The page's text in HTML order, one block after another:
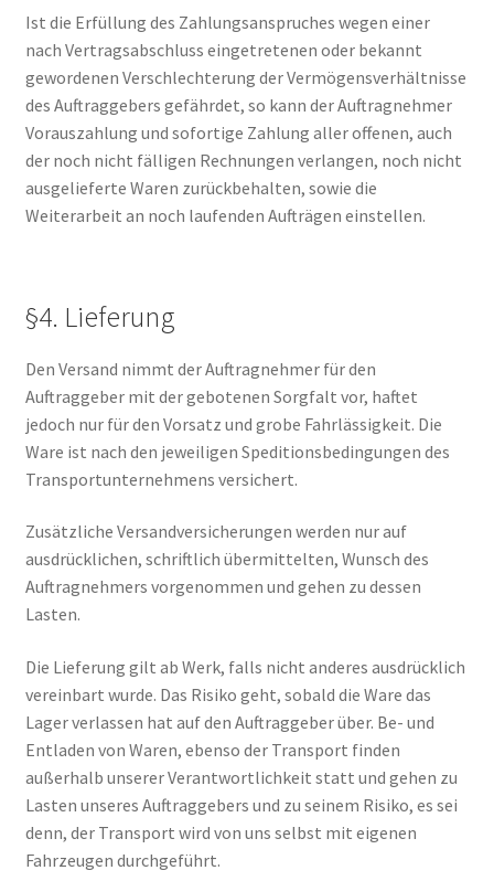
Ist die Erfüllung des Zahlungsanspruches wegen einer
nach Vertragsabschluss eingetretenen oder bekannt
gewordenen Verschlechterung der Vermögensverhältnisse
des Auftraggebers gefährdet, so kann der Auftragnehmer
Vorauszahlung und sofortige Zahlung aller offenen, auch
der noch nicht fälligen Rechnungen verlangen, noch nicht
ausgelieferte Waren zurückbehalten, sowie die
Weiterarbeit an noch laufenden Aufträgen einstellen.
§4. Lieferung
Den Versand nimmt der Auftragnehmer für den
Auftraggeber mit der gebotenen Sorgfalt vor, haftet
jedoch nur für den Vorsatz und grobe Fahrlässigkeit. Die
Ware ist nach den jeweiligen Speditionsbedingungen des
Transportunternehmens versichert.
Zusätzliche Versandversicherungen werden nur auf
ausdrücklichen, schriftlich übermittelten, Wunsch des
Auftragnehmers vorgenommen und gehen zu dessen
Lasten.
Die Lieferung gilt ab Werk, falls nicht anderes ausdrücklich
vereinbart wurde. Das Risiko geht, sobald die Ware das
Lager verlassen hat auf den Auftraggeber über. Be- und
Entladen von Waren, ebenso der Transport finden
außerhalb unserer Verantwortlichkeit statt und gehen zu
Lasten unseres Auftraggebers und zu seinem Risiko, es sei
denn, der Transport wird von uns selbst mit eigenen
Fahrzeugen durchgeführt.